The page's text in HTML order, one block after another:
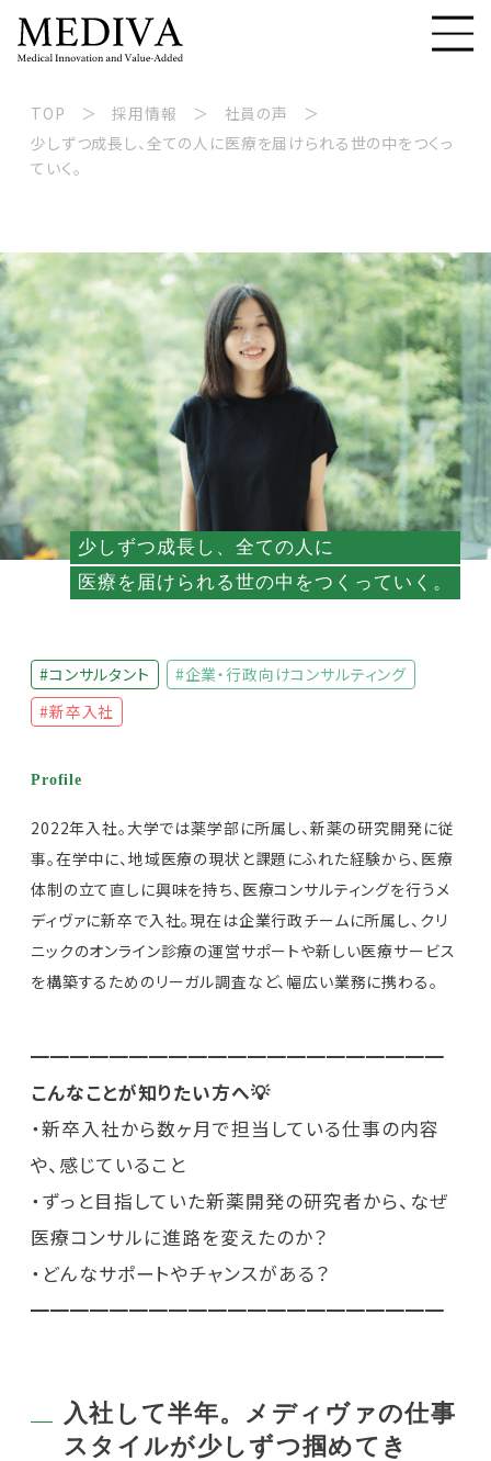
TOP 採用情報
社員の声
少しずつ成長し、全ての人に医療を届けられる世の中をつくっ
ていく。
少しずつ成長し、全ての人に
医療を届けられる世の中をつくっていく。
#コンサルタント
#企業・行政向けコンサルティング
#新卒入社
Profile
2022年入社。大学では薬学部に所属し、新薬の研究開発に従
事。在学中に、地域医療の現状と課題にふれた経験から、医療
体制の立て直しに興味を持ち、医療コンサルティングを行うメ
ディヴァに新卒で入社。現在は企業行政チームに所属し、クリ
ニックのオンライン診療の運営サポートや新しい医療サービス
を構築するためのリーガル調査など、幅広い業務に携わる。
━━━━━━━━━━━━━━━━━━━━━
こんなことが知りたい方へ💡
・新卒入社から数ヶ月で担当している仕事の内容
や、感じていること
・ずっと目指していた新薬開発の研究者から、なぜ
医療コンサルに進路を変えたのか？
・どんなサポートやチャンスがある？
━━━━━━━━━━━━━━━━━━━━━
入社して半年。メディヴァの仕事
スタイルが少しずつ掴めてき